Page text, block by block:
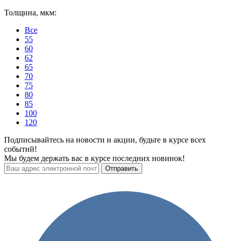
Толщина, мкм:
Все
55
60
62
65
70
75
80
85
100
120
Подписывайтесь на новости и акции, будьте в курсе всех
событий!
Мы будем держать вас в курсе последних новинок!